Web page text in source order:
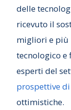
delle
ricevuto il
migliori e
tecnologico e
esperti del
prospettive
ottimistiche.